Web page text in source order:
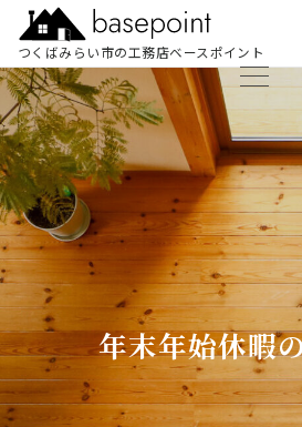
つくばみらい市の工務店ベースポイント
年末年始休暇